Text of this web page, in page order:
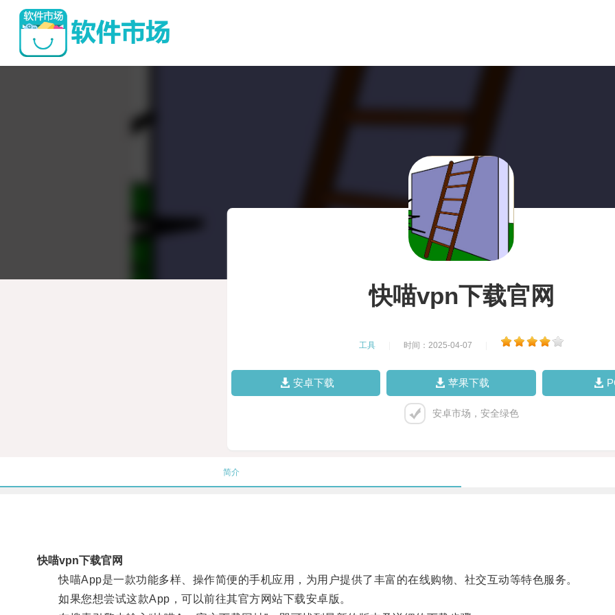
快喵vpn下载官网
工具 时间：2025-04-07
安卓下载 苹果下载
安卓市场，安全绿色
简介
快喵vpn下载官网
快喵App是一款功能多样、操作简便的手机应用，为用户提供了丰富的在线购物、社交互动等特色服务。
如果您想尝试这款App，可以前往其官方网站下载安卓版。